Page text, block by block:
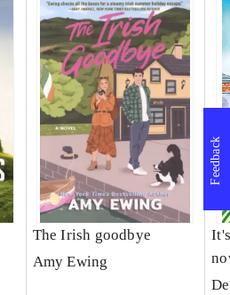
The Irish goodbye
Amy Ewing
Feedback